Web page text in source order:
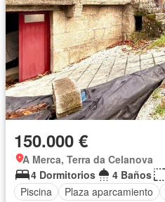
150.000 €
A Merca, Terra da Celanova
4 Dormitorios
4 Baños
Piscina
Plaza aparcamiento